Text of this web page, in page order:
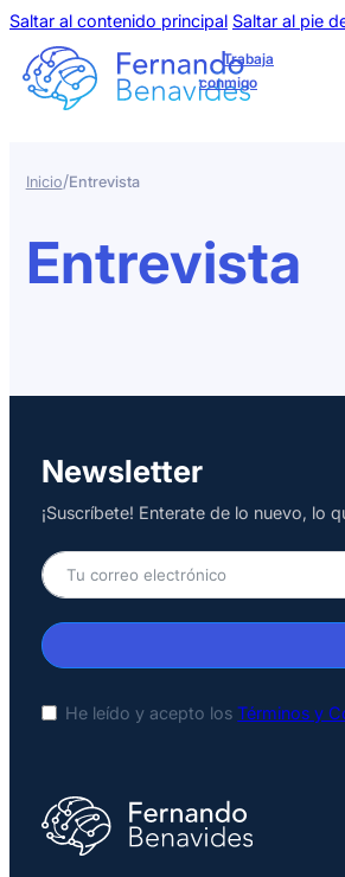
Saltar al contenido principal Saltar al pie
Trabaja
conmigo
Inicio/Entrevista
Entrevista
Newsletter
¡Suscríbete! Enterate de lo nuevo, lo
He leído y acepto losTérminos y